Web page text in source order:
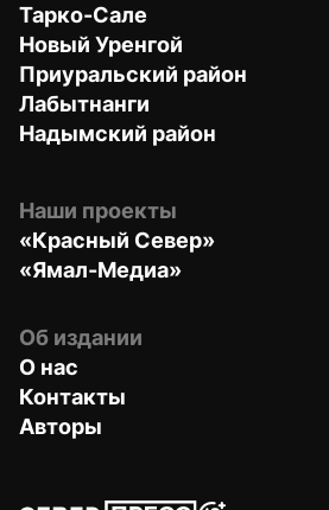
Тарко-Сале
Новый Уренгой
Приуральский район
Лабытнанги
Надымский район
Наши проекты
«Красный Север»
«Ямал-Медиа»
Об издании
О нас
Контакты
Авторы